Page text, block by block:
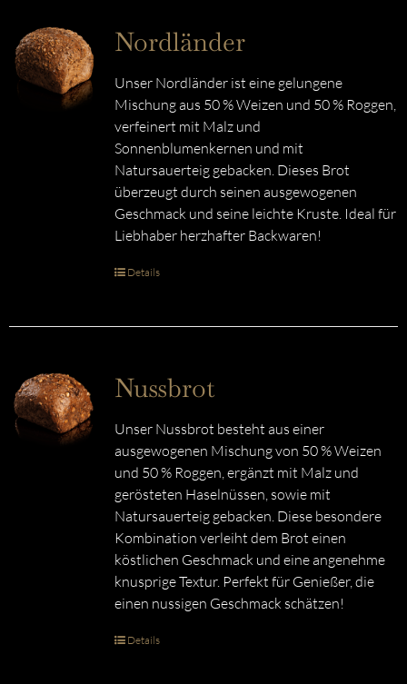
Nordländer
Unser Nordländer ist eine gelungene
Mischung aus 50 % Weizen und 50 % Roggen,
verfeinert mit Malz und
Sonnenblumenkernen und mit
Natursauerteig gebacken. Dieses Brot
überzeugt durch seinen ausgewogenen
Geschmack und seine leichte Kruste. Ideal für
Liebhaber herzhafter Backwaren!
Details
Nussbrot
Unser Nussbrot besteht aus einer
ausgewogenen Mischung von 50 % Weizen
und 50 % Roggen, ergänzt mit Malz und
gerösteten Haselnüssen, sowie mit
Natursauerteig gebacken. Diese besondere
Kombination verleiht dem Brot einen
köstlichen Geschmack und eine angenehme
knusprige Textur. Perfekt für Genießer, die
einen nussigen Geschmack schätzen!
Details